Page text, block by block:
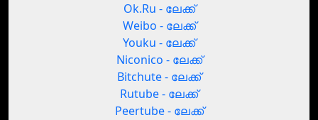
Ok.Ru - ലേക്ക്
Weibo - ലേക്ക്
Youku - ലേക്ക്
Niconico - ലേക്ക്
Bitchute - ലേക്ക്
Rutube - ലേക്ക്
Peertube - ലേക്ക്